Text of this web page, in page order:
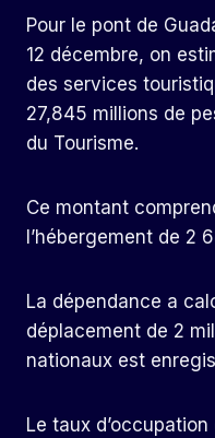
Pour le pont de
12 décembre, on
des services
27,845 millions de
du Tourisme.
Ce montant
l’hébergement de 2
La dépendance a
déplacement de 2
nationaux est
Le taux